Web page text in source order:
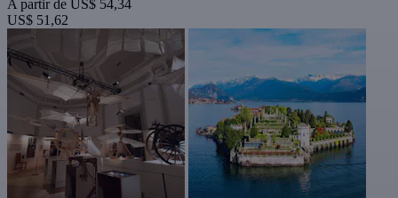
A partir de US$ 54,34
US$ 51,62